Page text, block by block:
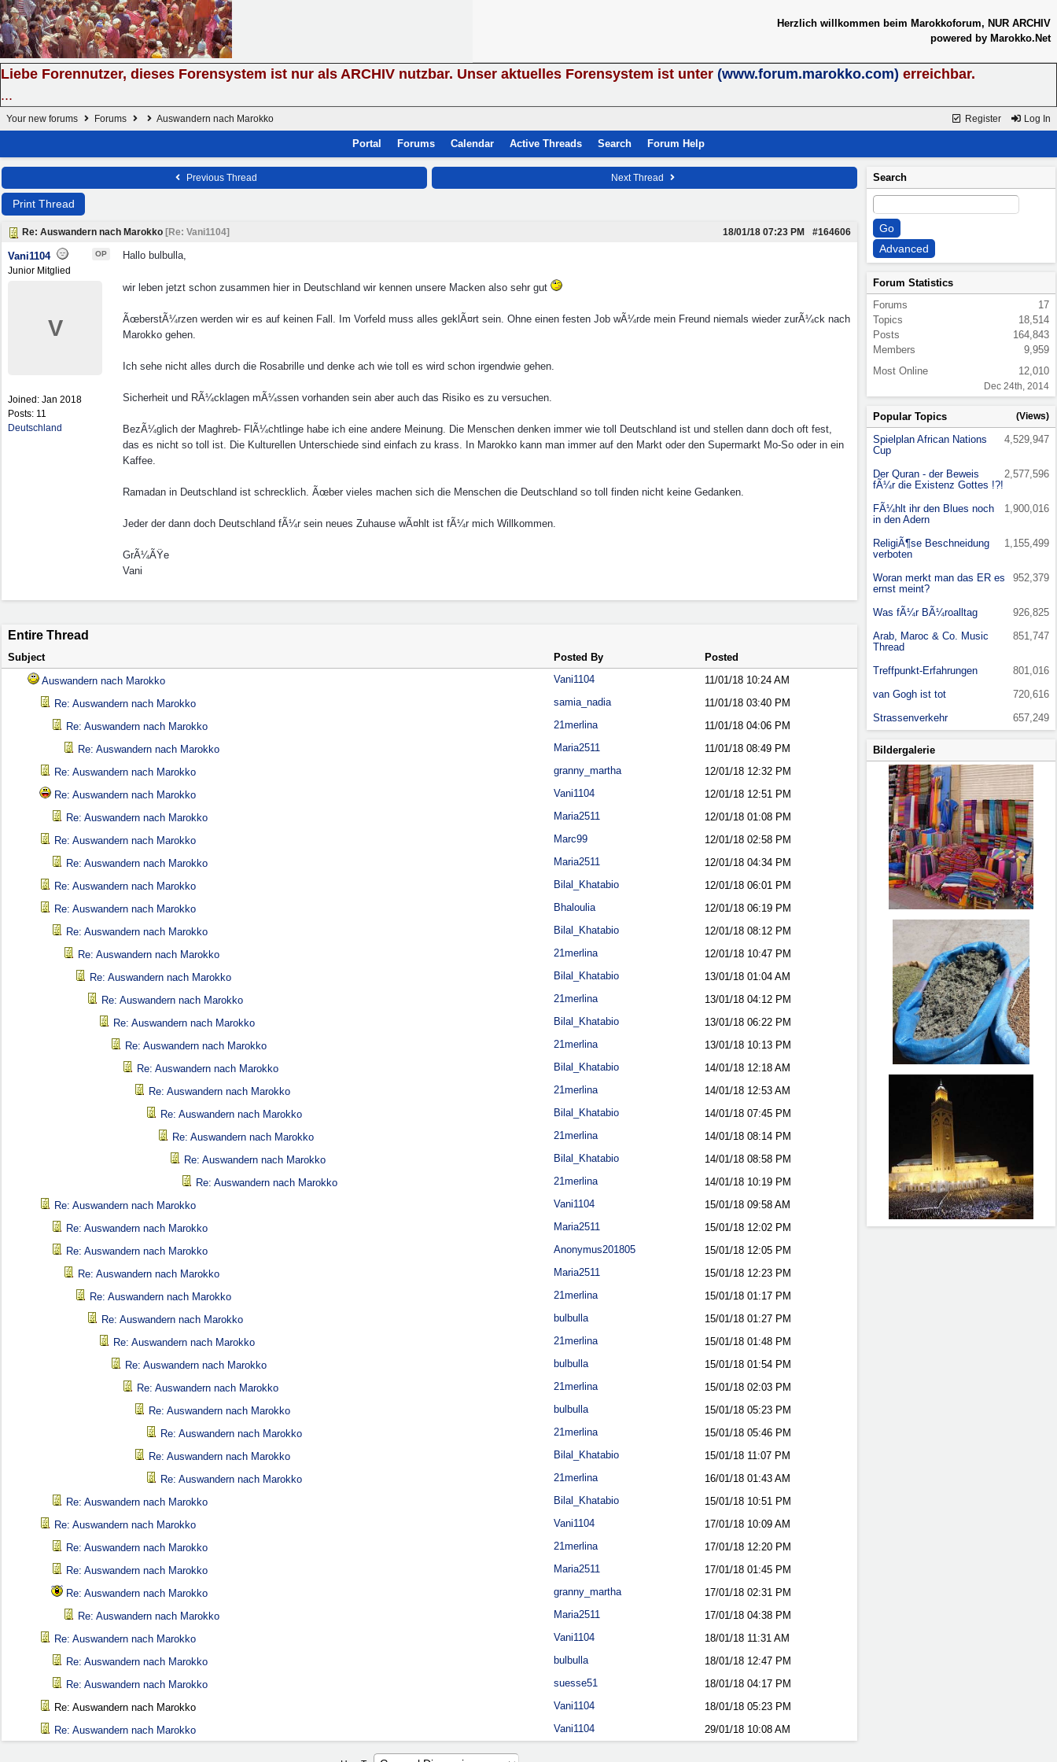
Herzlich willkommen beim Marokkoforum, NUR ARCHIV
powered by Marokko.Net
Liebe Forennutzer, dieses Forensystem ist nur als ARCHIV nutzbar. Unser aktuelles Forensystem ist unter (www.forum.marokko.com) erreichbar.
...
Register Log In
Your new forums Forums Auswandern nach Marokko
Portal Forums Calendar Active Threads Search Forum Help
Previous Thread Next Thread
Print Thread
Re: Auswandern nach Marokko [Re: Vani1104] #164606
18/01/18 07:23 PM
Vani1104 OP
Junior Mitglied
V
Joined: Jan 2018
Posts: 11
Deutschland
Hallo bulbulla,
wir leben jetzt schon zusammen hier in Deutschland wir kennen unsere Macken also sehr gut
ÃœberstÃ¼rzen werden wir es auf keinen Fall. Im Vorfeld muss alles geklÃ¤rt sein. Ohne einen festen Job wÃ¼rde mein Freund niemals wieder zurÃ¼ck nach
Marokko gehen.
Ich sehe nicht alles durch die Rosabrille und denke ach wie toll es wird schon irgendwie gehen.
Sicherheit und RÃ¼cklagen mÃ¼ssen vorhanden sein aber auch das Risiko es zu versuchen.
BezÃ¼glich der Maghreb- FlÃ¼chtlinge habe ich eine andere Meinung. Die Menschen denken immer wie toll Deutschland ist und stellen dann doch oft fest,
das es nicht so toll ist. Die Kulturellen Unterschiede sind einfach zu krass. In Marokko kann man immer auf den Markt oder den Supermarkt Mo-So oder in ein
Kaffee.
Ramadan in Deutschland ist schrecklich. Ãœber vieles machen sich die Menschen die Deutschland so toll finden nicht keine Gedanken.
Jeder der dann doch Deutschland fÃ¼r sein neues Zuhause wÃ¤hlt ist fÃ¼r mich Willkommen.
GrÃ¼ÃŸe
Vani
Entire Thread
Subject Posted By
Posted
Auswandern nach Marokko
Vani1104 11/01/18 10:24 AM
Re: Auswandern nach Marokko
samia_nadia 11/01/18 03:40 PM
Re: Auswandern nach Marokko
21merlina 11/01/18 04:06 PM
Re: Auswandern nach Marokko
Maria2511 11/01/18 08:49 PM
Re: Auswandern nach Marokko
granny_martha 12/01/18 12:32 PM
Re: Auswandern nach Marokko
Vani1104 12/01/18 12:51 PM
Re: Auswandern nach Marokko
Maria2511 12/01/18 01:08 PM
Re: Auswandern nach Marokko
Marc99 12/01/18 02:58 PM
Re: Auswandern nach Marokko
Maria2511 12/01/18 04:34 PM
Re: Auswandern nach Marokko
Bilal_Khatabio 12/01/18 06:01 PM
Re: Auswandern nach Marokko
Bhaloulia 12/01/18 06:19 PM
Re: Auswandern nach Marokko
Bilal_Khatabio 12/01/18 08:12 PM
Re: Auswandern nach Marokko
21merlina 12/01/18 10:47 PM
Re: Auswandern nach Marokko
Bilal_Khatabio 13/01/18 01:04 AM
Re: Auswandern nach Marokko
21merlina 13/01/18 04:12 PM
Re: Auswandern nach Marokko
Bilal_Khatabio 13/01/18 06:22 PM
Re: Auswandern nach Marokko
21merlina 13/01/18 10:13 PM
Re: Auswandern nach Marokko
Bilal_Khatabio 14/01/18 12:18 AM
Re: Auswandern nach Marokko
21merlina 14/01/18 12:53 AM
Re: Auswandern nach Marokko
Bilal_Khatabio 14/01/18 07:45 PM
Re: Auswandern nach Marokko
21merlina 14/01/18 08:14 PM
Re: Auswandern nach Marokko
Bilal_Khatabio 14/01/18 08:58 PM
Re: Auswandern nach Marokko
21merlina 14/01/18 10:19 PM
Re: Auswandern nach Marokko
Vani1104 15/01/18 09:58 AM
Re: Auswandern nach Marokko
Maria2511 15/01/18 12:02 PM
Re: Auswandern nach Marokko
Anonymus201805 15/01/18 12:05 PM
Re: Auswandern nach Marokko
Maria2511 15/01/18 12:23 PM
Re: Auswandern nach Marokko
21merlina 15/01/18 01:17 PM
Re: Auswandern nach Marokko
bulbulla 15/01/18 01:27 PM
Re: Auswandern nach Marokko
21merlina 15/01/18 01:48 PM
Re: Auswandern nach Marokko
bulbulla 15/01/18 01:54 PM
Re: Auswandern nach Marokko
21merlina 15/01/18 02:03 PM
Re: Auswandern nach Marokko
bulbulla 15/01/18 05:23 PM
Re: Auswandern nach Marokko
21merlina 15/01/18 05:46 PM
Re: Auswandern nach Marokko
Bilal_Khatabio 15/01/18 11:07 PM
Re: Auswandern nach Marokko
21merlina 16/01/18 01:43 AM
Re: Auswandern nach Marokko
Bilal_Khatabio 15/01/18 10:51 PM
Re: Auswandern nach Marokko
Vani1104 17/01/18 10:09 AM
Re: Auswandern nach Marokko
21merlina 17/01/18 12:20 PM
Re: Auswandern nach Marokko
Maria2511 17/01/18 01:45 PM
Re: Auswandern nach Marokko
granny_martha 17/01/18 02:31 PM
Re: Auswandern nach Marokko
Maria2511 17/01/18 04:38 PM
Re: Auswandern nach Marokko
Vani1104 18/01/18 11:31 AM
Re: Auswandern nach Marokko
bulbulla 18/01/18 12:47 PM
Re: Auswandern nach Marokko
suesse51 18/01/18 04:17 PM
Re: Auswandern nach Marokko
Vani1104 18/01/18 05:23 PM
Re: Auswandern nach Marokko
Vani1104 29/01/18 10:08 AM
Search
Forum Statistics
Forums
17
Topics
18,514
Posts
164,843
Members
9,959
Most Online
12,010
Dec 24th, 2014
Popular Topics (Views)
4,529,947
Spielplan African Nations
Cup
2,577,596
Der Quran - der Beweis
fÃ¼r die Existenz Gottes !?!
1,900,016
FÃ¼hlt ihr den Blues noch
in den Adern
1,155,499
ReligiÃ¶se Beschneidung
verboten
952,379
Woran merkt man das ER es
ernst meint?
926,825
Was fÃ¼r BÃ¼roalltag
851,747
Arab, Maroc & Co. Music
Thread
801,016
Treffpunkt-Erfahrungen
720,616
van Gogh ist tot
657,249
Strassenverkehr
Bildergalerie